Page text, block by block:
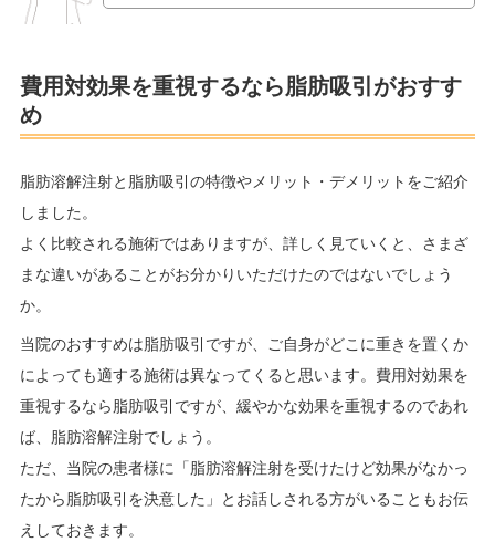
費用対効果を重視するなら脂肪吸引がおすす
め
脂肪溶解注射と脂肪吸引の特徴やメリット・デメリットをご紹介
しました。
よく比較される施術ではありますが、詳しく見ていくと、さまざ
まな違いがあることがお分かりいただけたのではないでしょう
か。
当院のおすすめは脂肪吸引ですが、ご自身がどこに重きを置くか
によっても適する施術は異なってくると思います。費用対効果を
重視するなら脂肪吸引ですが、緩やかな効果を重視するのであれ
ば、脂肪溶解注射でしょう。
ただ、当院の患者様に「脂肪溶解注射を受けたけど効果がなかっ
たから脂肪吸引を決意した」とお話しされる方がいることもお伝
えしておきます。